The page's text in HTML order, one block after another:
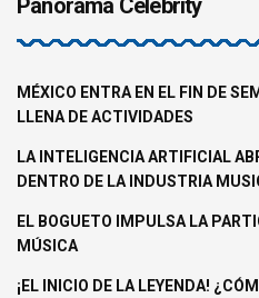
Panorama Celebrity
MÉXICO ENTRA EN EL FIN DE
LLENA DE ACTIVIDADES
LA INTELIGENCIA ARTIFICIAL
DENTRO DE LA INDUSTRIA
EL BOGUETO IMPULSA LA
MÚSICA
¡EL INICIO DE LA LEYENDA!